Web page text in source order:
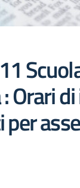
Orari